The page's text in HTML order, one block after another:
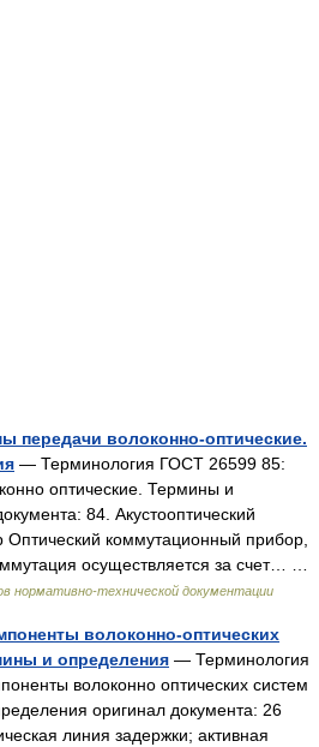
передачи волоконно-оптические.
— Терминология ГОСТ 26599 85:
оптические. Термины и
84. Акустооптический
коммутационный прибор,
осуществляется за счет… …
нормативно-технической документации
волоконно-оптических
и определения — Терминология
волоконно оптических систем
оригинал документа: 26
линия задержки; активная